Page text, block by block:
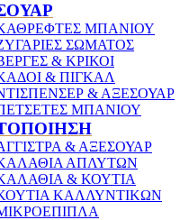
ΜΠΑΝΙΟΥ
ΣΩΜΑΤΟΣ
& ΚΡΙΚΟΙ
& ΠΙΓΚΑΛ
& ΑΞΕΣΟΥΑΡ
ΜΠΑΝΙΟΥ
& ΑΞΕΣΟΥΑΡ
ΑΠΛΥΤΩΝ
& ΚΟΥΤΙΑ
ΚΑΛΛΥΝΤΙΚΩΝ